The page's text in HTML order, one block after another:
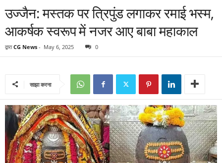
उज्जैन: मस्तक पर त्रिपुंड लगाकर रमाई भस्म,
आकर्षक स्वरूप में नजर आए बाबा महाकाल
द्वारा CG News - May 6, 2025 0
साझा करना